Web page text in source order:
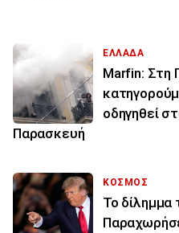
ΕΛΛΑΔΑ
Marfin: Στη
οδηγηθεί
Παρασκευή
ΚΟΣΜΟΣ
Το δίλημμα